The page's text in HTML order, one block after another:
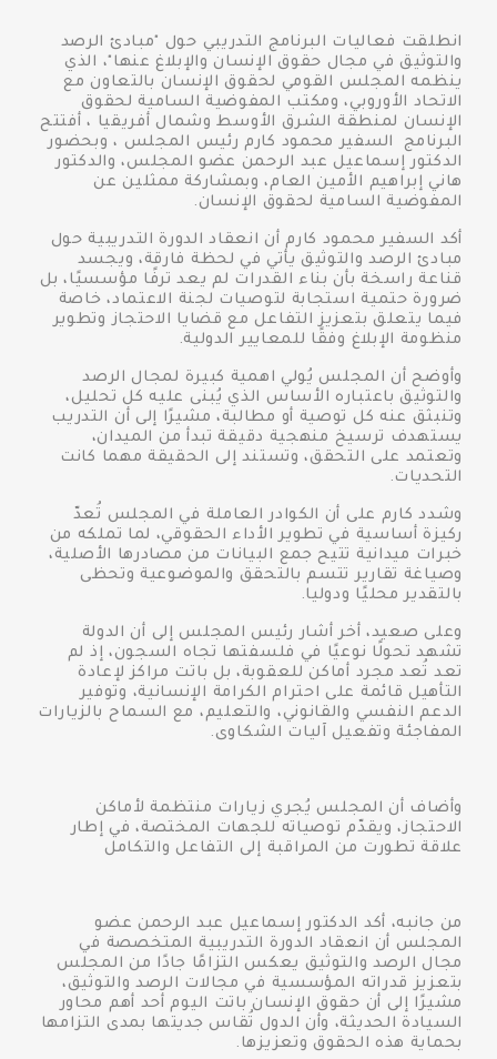
انطلقت فعاليات البرنامج التدريبي حول "مبادئ الرصد
والتوثيق في مجال حقوق الإنسان والإبلاغ عنها"، الذي
ينظمه المجلس القومي لحقوق الإنسان بالتعاون مع
الاتحاد الأوروبي، ومكتب المفوضية السامية لحقوق
الإنسان لمنطقة الشرق الأوسط وشمال أفريقيا ، أفتتح
البرنامج السفير محمود كارم رئيس المجلس ، وبحضور
الدكتور إسماعيل عبد الرحمن عضو المجلس، والدكتور
هاني إبراهيم الأمين العام، وبمشاركة ممثلين عن
المفوضية السامية لحقوق الإنسان.
أكد السفير محمود كارم أن انعقاد الدورة التدريبية حول
مبادئ الرصد والتوثيق يأتي في لحظة فارقة، ويجسد
قناعة راسخة بأن بناء القدرات لم يعد ترفًا مؤسسيًا، بل
ضرورة حتمية استجابة لتوصيات لجنة الاعتماد، خاصة
فيما يتعلق بتعزيز التفاعل مع قضايا الاحتجاز وتطوير
منظومة الإبلاغ وفقًا للمعايير الدولية.
وأوضح أن المجلس يُولي اهمية كبيرة لمجال الرصد
والتوثيق باعتباره الأساس الذي يُبنى عليه كل تحليل،
وتنبثق عنه كل توصية أو مطالبة، مشيرًا إلى أن التدريب
يستهدف ترسيخ منهجية دقيقة تبدأ من الميدان،
وتعتمد على التحقق، وتستند إلى الحقيقة مهما كانت
التحديات.
وشدد كارم على أن الكوادر العاملة في المجلس تُعدّ
ركيزة أساسية في تطوير الأداء الحقوقي، لما تملكه من
خبرات ميدانية تتيح جمع البيانات من مصادرها الأصلية،
وصياغة تقارير تتسم بالتحقق والموضوعية وتحظى
بالتقدير محليًا ودوليا.
وعلى صعيد، أخر أشار رئيس المجلس إلى أن الدولة
تشهد تحولًا نوعيًا في فلسفتها تجاه السجون، إذ لم
تعد تُعد مجرد أماكن للعقوبة، بل باتت مراكز لإعادة
التأهيل قائمة على احترام الكرامة الإنسانية، وتوفير
الدعم النفسي والقانوني، والتعليم، مع السماح بالزيارات
المفاجئة وتفعيل آليات الشكاوى.
وأضاف أن المجلس يُجري زيارات منتظمة لأماكن
الاحتجاز، ويقدّم توصياته للجهات المختصة، في إطار
علاقة تطورت من المراقبة إلى التفاعل والتكامل
من جانبه، أكد الدكتور إسماعيل عبد الرحمن عضو
المجلس أن انعقاد الدورة التدريبية المتخصصة في
مجال الرصد والتوثيق يعكس التزامًا جادًا من المجلس
بتعزيز قدراته المؤسسية في مجالات الرصد والتوثيق،
مشيرًا إلى أن حقوق الإنسان باتت اليوم أحد أهم محاور
السيادة الحديثة، وأن الدول تُقاس جديتها بمدى التزامها
بحماية هذه الحقوق وتعزيزها.